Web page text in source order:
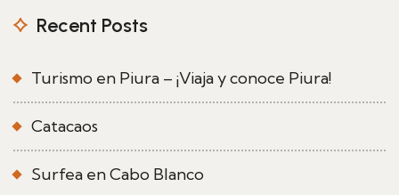
Recent Posts
Turismo en Piura – ¡Viaja y conoce Piura!
Catacaos
Surfea en Cabo Blanco